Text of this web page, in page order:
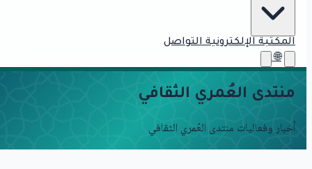
المكتبة الإلكترونية التواصل
🌐
منتدى العُمري الثقافي
أخبار وفعاليات منتدى العُمري الثقافي